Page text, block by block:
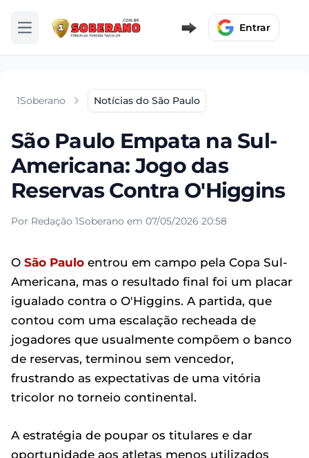
Abrir menu Entrar
1Soberano Notícias do São Paulo
São Paulo Empata na Sul-
Americana: Jogo das
Reservas Contra O'Higgins
Por Redação 1Soberano em 07/05/2026 20:58
O São Paulo entrou em campo pela Copa Sul-
Americana, mas o resultado final foi um placar
igualado contra o O'Higgins. A partida, que
contou com uma escalação recheada de
jogadores que usualmente compõem o banco
de reservas, terminou sem vencedor,
frustrando as expectativas de uma vitória
tricolor no torneio continental.
A estratégia de poupar os titulares e dar
oportunidade aos atletas menos utilizados